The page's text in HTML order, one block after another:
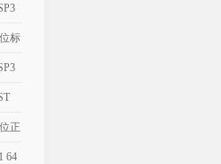
标
正
64